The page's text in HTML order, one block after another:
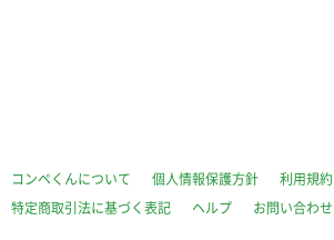
コンペくんについて 個人情報保護方針
利用規約
特定商取引法に基づく表記
ヘルプ お問い合わせ